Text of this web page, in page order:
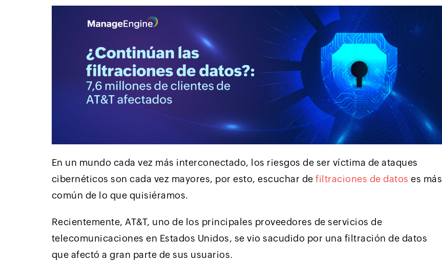
En un mundo cada vez más interconectado, los riesgos de ser víctima de ataques
cibernéticos son cada vez mayores, por esto, escuchar defiltraciones de datos es más
común de lo que quisiéramos.
Recientemente, AT&T, uno de los principales proveedores de servicios de
telecomunicaciones en Estados Unidos, se vio sacudido por una filtración de datos
que afectó a gran parte de sus usuarios.